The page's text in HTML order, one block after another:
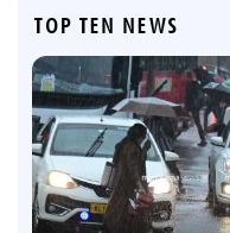
TOP TEN NEWS